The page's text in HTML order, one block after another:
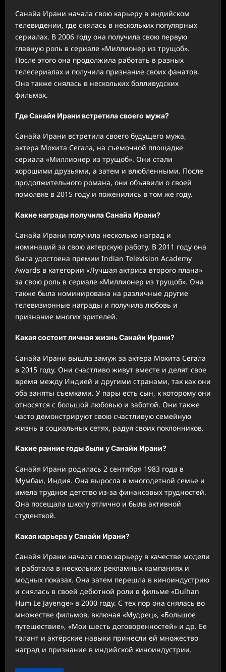
Санайа Ирани начала свою карьеру в индийском
телевидении, где снялась в нескольких популярных
сериалах. В 2006 году она получила свою первую
главную роль в сериале «Миллионер из трущоб».
После этого она продолжила работать в разных
телесериалах и получила признание своих фанатов.
Она также снялась в нескольких болливудских
фильмах.
Где Санайя Ирани встретила своего мужа?
Санайа Ирани встретила своего будущего мужа,
актера Мохита Сегала, на съемочной площадке
сериала «Миллионер из трущоб». Они стали
хорошими друзьями, а затем и влюбленными. После
продолжительного романа, они объявили о своей
помолвке в 2015 году и поженились в том же году.
Какие награды получила Санайа Ирани?
Санайа Ирани получила несколько наград и
номинаций за свою актерскую работу. В 2011 году она
была удостоена премии Indian Television Academy
Awards в категории «Лучшая актриса второго плана»
за свою роль в сериале «Миллионер из трущоб». Она
также была номинирована на различные другие
телевизионные награды и получила любовь и
признание многих зрителей.
Какая состоит личная жизнь Санайи Ирани?
Санайа Ирани вышла замуж за актера Мохита Сегала
в 2015 году. Они счастливо живут вместе и делят свое
время между Индией и другими странами, так как они
оба заняты съемками. У пары есть сын, к которому они
относятся с большой любовью и заботой. Они также
часто демонстрируют свою счастливую семейную
жизнь в социальных сетях, радуя своих поклонников.
Какие ранние годы были у Санайи Ирани?
Санайя Ирани родилась 2 сентября 1983 года в
Мумбаи, Индия. Она выросла в многодетной семье и
имела трудное детство из-за финансовых трудностей.
Она посещала школу отлично и была активной
студенткой.
Какая карьера у Санайи Ирани?
Санайя Ирани начала свою карьеру в качестве модели
и работала в нескольких рекламных кампаниях и
модных показах. Она затем перешла в киноиндустрию
и снялась в своей дебютной роли в фильме «Dulhan
Hum Le Jayenge» в 2000 году. С тех пор она снялась во
множестве фильмов, включая «Мудрец», «Большое
путешествие», «Мои шесть договоренностей» и др. Ее
талант и актёрские навыки принесли ей множество
наград и признание в индийской киноиндустрии.